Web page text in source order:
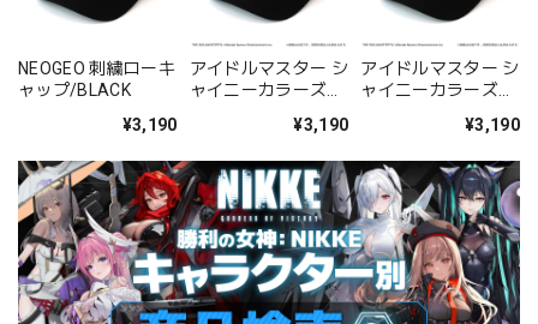
NEOGEO 刺繍ローキ
ャップ/BLACK
¥3,190
アイドルマスター シ
ャイニーカラーズ
カ 刺繍ローキャップ
¥3,190
アイドルマスター シ
ャイニーカラーズ
繍ローキャップ¥3,190